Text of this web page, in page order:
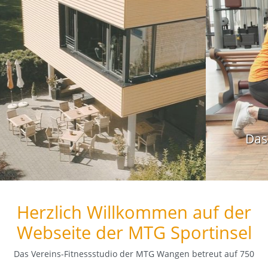
Das five - Beweglichkeitskonzept
Gerne weisen wir Sie persönlich ein
Herzlich Willkommen auf der
Webseite der MTG Sportinsel
Das Vereins-Fitnessstudio der MTG Wangen betreut auf 750